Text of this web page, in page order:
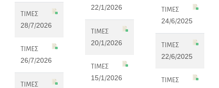
ΤΙΜΕΣ
28/7/2026
ΤΙΜΕΣ
26/7/2026
ΤΙΜΕΣ
22/1/2026
ΤΙΜΕΣ
20/1/2026
ΤΙΜΕΣ
15/1/2026
ΤΙΜΕΣ
24/6/2025
ΤΙΜΕΣ
22/6/2025
ΤΙΜΕΣ